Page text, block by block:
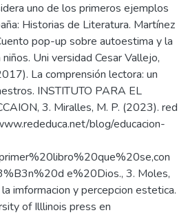
uno de los primeros ejemplos
Historias de Literatura. Martínez
pop-up sobre autoestima y la
Uni versidad Cesar Vallejo,
La comprensión lectora: un
INSTITUTO PARA EL
3. Miralles, M. P. (2023). red
blog/educacion-
e%20Dios., 3. Moles,
imformacion y percepcion estetica.
of Illlinois press en